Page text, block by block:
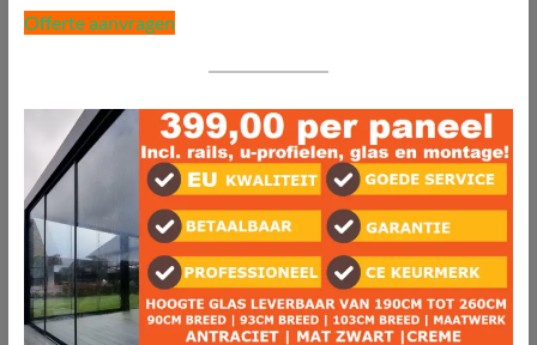
Offerte aanvragen